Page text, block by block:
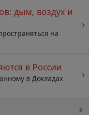
дым, воздух и
на
в России
в Докладах